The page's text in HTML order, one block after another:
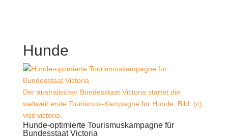
Hunde
Der australischer Bundesstaat Victoria startet die
weltweit erste Tourismus-Kampagne für Hunde. Bild: (c)
visit victoria.
Hunde-optimierte Tourismuskampagne für
Bundesstaat Victoria